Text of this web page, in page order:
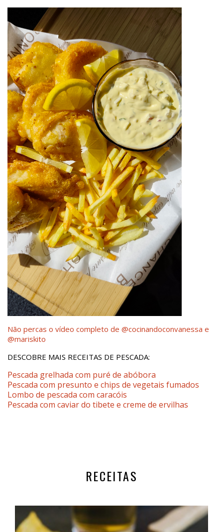
Não percas o vídeo completo de @cocinandoconvanessa e
@mariskito
DESCOBRE MAIS RECEITAS DE PESCADA:
Pescada grelhada com puré de abóbora
Pescada com presunto e chips de vegetais fumados
Lombo de pescada com caracóis
Pescada com caviar do tibete e creme de ervilhas
RECEITAS